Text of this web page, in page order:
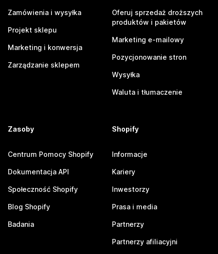
Zamówienia i wysyłka
Projekt sklepu
Marketing i konwersja
Zarządzanie sklepem
Oferuj sprzedaż droższych
produktów i pakietów
Marketing e-mailowy
Pozycjonowanie stron
Wysyłka
Waluta i tłumaczenie
Zasoby
Centrum Pomocy Shopify
Dokumentacja API
Społeczność Shopify
Blog Shopify
Badania
Shopify
Informacje
Kariery
Inwestorzy
Prasa i media
Partnerzy
Partnerzy afiliacyjni